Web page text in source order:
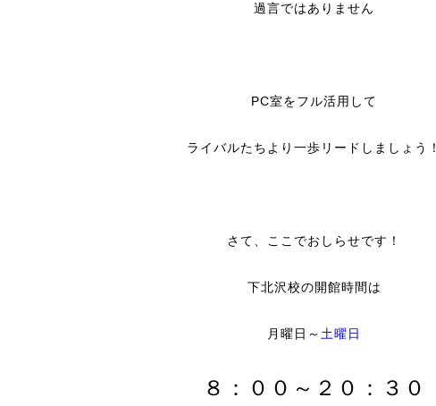
過言ではありません
PC室をフル活用して
ライバルたちより一歩リードしましょう！
さて、ここでおしらせです！
下北沢校の開館時間は
月曜日～ 土曜日
８：００～２０：３０